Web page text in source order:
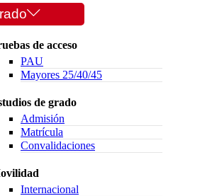
de acceso
PAU
Mayores 25/40/45
de grado
Admisión
Matrícula
Convalidaciones
Internacional